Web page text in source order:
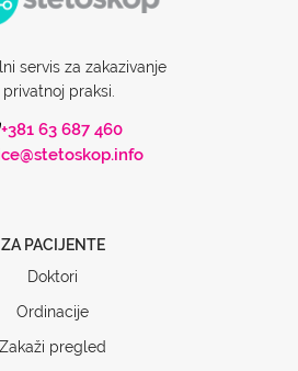
servis za zakazivanje
privatnoj praksi.
+381 63 687 460
ZA PACIJENTE
Doktori
Ordinacije
Zakaži pregled